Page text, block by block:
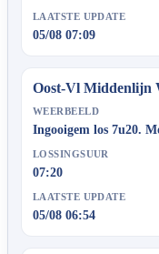
LAATSTE UPDATE
05/08 07:09
Oost-Vl Middenlijn
WEERBEELD
Ingooigem los 7u20.
LOSSINGSUUR
07:20
LAATSTE UPDATE
05/08 06:54